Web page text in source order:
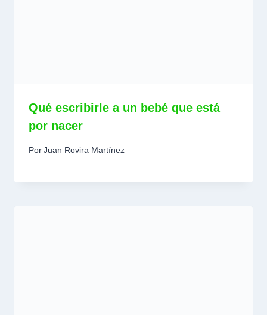
Qué escribirle a un bebé que está
por nacer
PorJuan Rovira Martínez